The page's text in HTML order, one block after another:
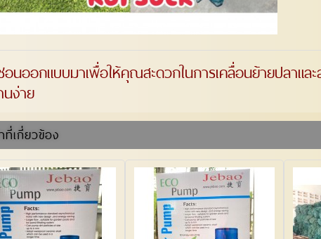
อนออกแบบมาเพื่อให้คุณสะดวกในการเคลื่อนย้ายปลาแล
นง่าย
เกี่ยวข้อง